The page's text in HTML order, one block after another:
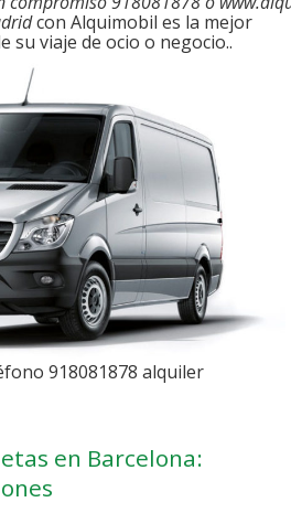
con Alquimobil es la mejor
su viaje de ocio o negocio..
918081878 alquiler
en Barcelona: